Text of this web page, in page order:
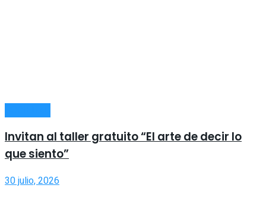
Invitan al taller gratuito “El arte de decir lo
que siento”
30 julio, 2026